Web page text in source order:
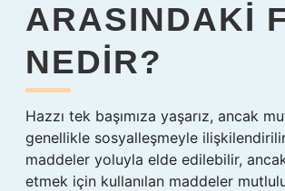
ARASINDAKI
NEDIR?
Hazzı tek başımıza yaşarız, ancak
genellikle sosyalleşmeyle
maddeler yoluyla elde edilebilir,
etmek için kullanılan maddeler